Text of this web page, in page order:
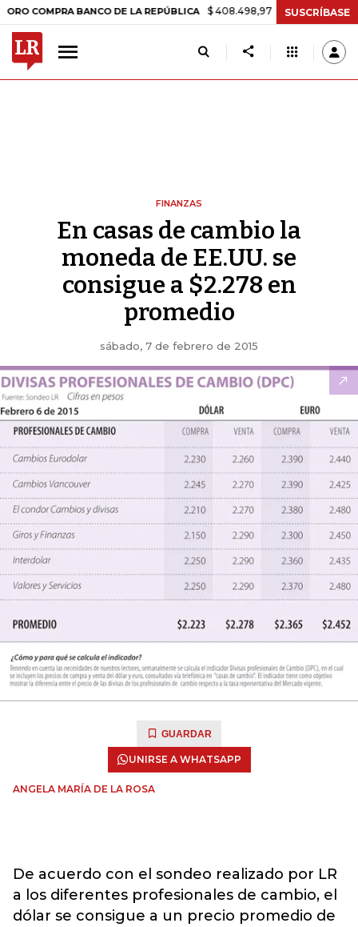
BANCO DE LA REPÚBLICA $ 408.498,97 +$ 8.753,81 +2,19%
SUSCRÍBASE
FINANZAS
En casas de cambio la
moneda de EE.UU. se
consigue a $2.278 en
promedio
sábado, 7 de febrero de 2015
GUARDAR
UNIRSE A WHATSAPP
ANGELA MARÍA DE LA ROSA
De acuerdo con el sondeo realizado por LR
a los diferentes profesionales de cambio, el
dólar se consigue a un precio promedio de